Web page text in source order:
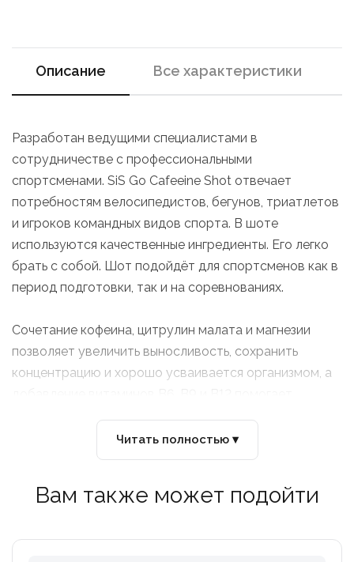
Описание Все характеристики
Разработан ведущими специалистами в
сотрудничестве с профессиональными
спортсменами. SiS Go Cafeeine Shot отвечает
потребностям велосипедистов, бегунов, триатлетов
и игроков командных видов спорта. В шоте
используются качественные ингредиенты. Его легко
брать с собой. Шот подойдёт для спортсменов как в
период подготовки, так и на соревнованиях.
Сочетание кофеина, цитрулин малата и магнезии
позволяет увеличить выносливость, сохранить
концентрацию и хорошо усваивается организмом, а
Идеально подходит До или Во время тренировки.
Читать полностью ▾
Вам также может подойти